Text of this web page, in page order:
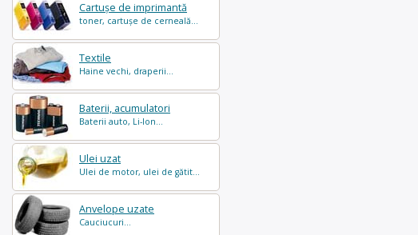
Cartușe de imprimantă
toner, cartușe de cerneală...
Textile
Haine vechi, draperii...
Baterii, acumulatori
Baterii auto, Li-Ion...
Ulei uzat
Ulei de motor, ulei de gătit...
Anvelope uzate
Cauciucuri...